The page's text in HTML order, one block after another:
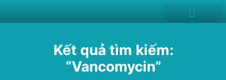
Kết quả tìm kiếm:
“Vancomycin”